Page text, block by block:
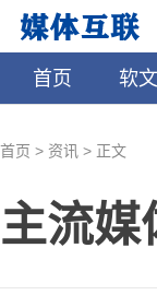
首页 软
首页 > 资讯 > 正文
主流媒